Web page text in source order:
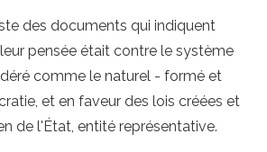
des documents qui indiquent
pensée était contre le système
comme le naturel - formé et
et en faveur des lois créées et
de l'État, entité représentative.